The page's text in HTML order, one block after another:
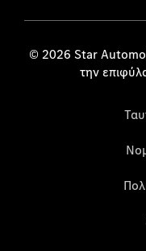
© 2026 Star
την